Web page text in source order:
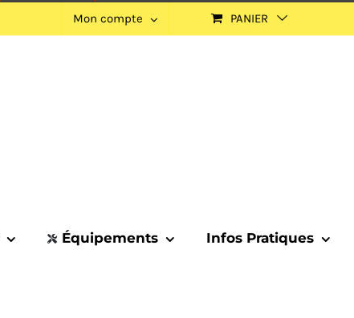
Mon compte PANIER
Équipements Infos Pratiques